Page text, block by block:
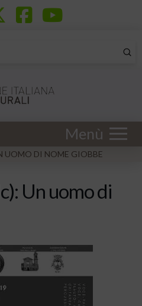
Menù
UOMO DI NOME GIOBBE
Un uomo di